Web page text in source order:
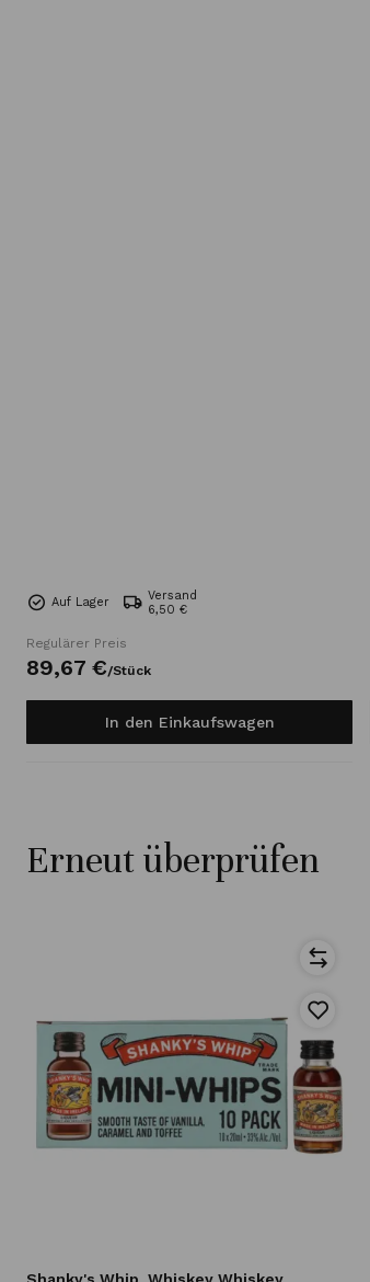
Auf Lager
Versand
6,50 €
Regulärer Preis
89,67 €/Stück
In den Einkaufswagen
Erneut überprüfen